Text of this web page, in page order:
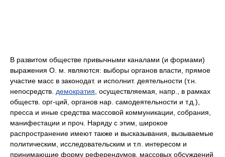
В развитом обществе привычными каналами (и формами)
выражения О. м. являются: выборы органов власти, прямое
участие масс в законодат. и исполнит. деятельности (т.н.
непосредств. демократия , осуществляемая, напр., в рамках
обществ. орг-ций, органов нар. самодеятельности и т.д.),
пресса и иные средства массовой коммуникации, собрания,
манифестации и проч. Наряду с этим, широкое
распространение имеют также и высказывания, вызываемые
политическим, исследовательским и т.п. интересом и
принимающие форму референдумов, массовых обсуждений